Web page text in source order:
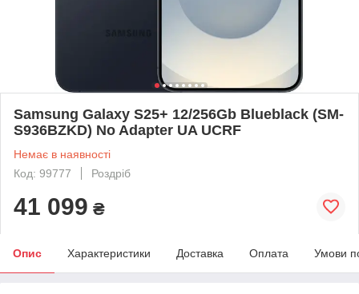
Samsung Galaxy S25+ 12/256Gb Blueblack (SM-
S936BZKD) No Adapter UA UCRF
Немає в наявності
Код: 99777
Роздріб
41 099 ₴
Опис Характеристики Доставка Оплата Умови